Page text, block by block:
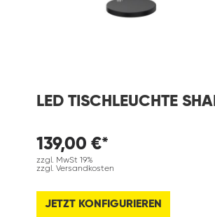
LED TISCHLEUCHTE
139,00 €*
zzgl. MwSt 19%
zzgl. Versandkosten
JETZT KONFIGURIEREN